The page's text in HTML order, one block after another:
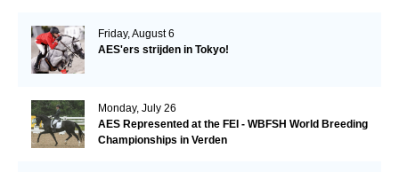
Friday, August 6
AES'ers strijden in Tokyo!
Monday, July 26
AES Represented at the FEI - WBFSH World Breeding
Championships in Verden